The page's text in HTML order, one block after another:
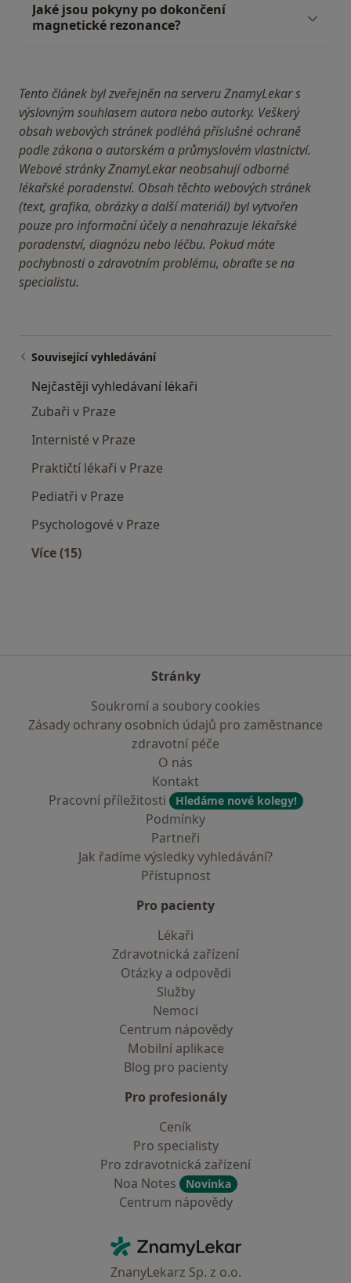
Jaké jsou pokyny po dokončení
magnetické rezonance?
Tento článek byl zveřejněn na serveru ZnamyLekar s
výslovným souhlasem autora nebo autorky. Veškerý
obsah webových stránek podléhá příslušné ochraně
podle zákona o autorském a průmyslovém vlastnictví.
Webové stránky ZnamyLekar neobsahují odborné
lékařské poradenství. Obsah těchto webových stránek
(text, grafika, obrázky a další materiál) byl vytvořen
pouze pro informační účely a nenahrazuje lékařské
poradenství, diagnózu nebo léčbu. Pokud máte
pochybnosti o zdravotním problému, obraťte se na
specialistu.
Související vyhledávání
Nejčastěji vyhledávaní lékaři
Zubaři v Praze
Internisté v Praze
Praktičtí lékaři v Praze
Pediatři v Praze
Psychologové v Praze
Více (15)
Stránky
Soukromí a soubory cookies
Zásady ochrany osobních údajů pro zaměstnance
zdravotní péče
O nás
Kontakt
Pracovní příležitosti
Hledáme nové kolegy!
Podmínky
Partneři
Jak řadíme výsledky vyhledávání?
Přístupnost
Pro pacienty
Lékaři
Zdravotnická zařízení
Otázky a odpovědi
Služby
Nemoci
Centrum nápovědy
Mobilní aplikace
Blog pro pacienty
Pro profesionály
Ceník
Pro specialisty
Pro zdravotnická zařízení
Noa Notes
Novinka
Centrum nápovědy
ZnamyLekar - Hlavní stránka
ZnanyLekarz Sp. z o.o.